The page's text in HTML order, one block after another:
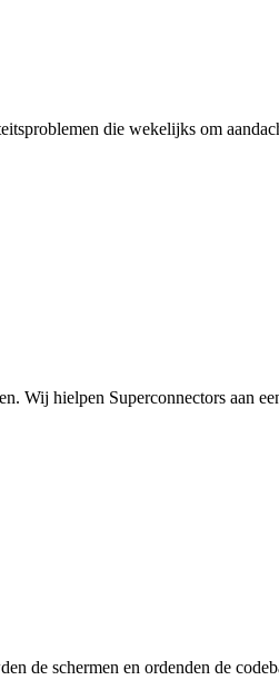
die wekelijks om
Wij hielpen Superconnectors aan
de schermen en ordenden de